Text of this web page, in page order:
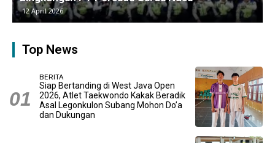
9 April 2026
Top News
BERITA
Siap Bertanding di West Java Open
2026, Atlet Taekwondo Kakak Beradik
Asal Legonkulon Subang Mohon Do’a
dan Dukungan